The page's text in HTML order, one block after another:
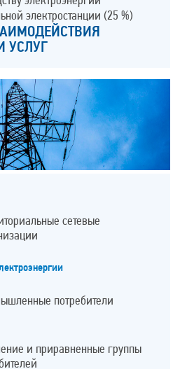
электростанции (25 %)
УСЛУГ
сетевые
потребители
и приравненные группы